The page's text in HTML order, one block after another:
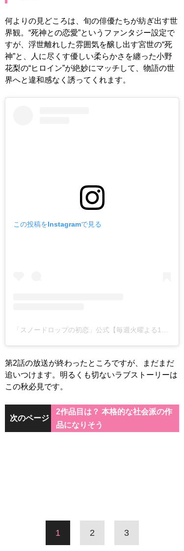
何よりの見どころは、旬の俳優たちが紡ぎ出す世
界観。“死神との恋愛”というファンタジー設定で
すが、浮世離れした雰囲気を醸し出す宮世の“死
神”と、人に尽くす優しい柔らかさを纏った小野
花梨の“ヒロイン”が絶妙にマッチして、物語の世
界へと違和感なく誘ってくれます。
この投稿をInstagramで見る
第2話の放送が終わったところですが、まだまだ
追いつけます。明るくも切ないラブストーリーは
この秋必見です。
次のページ
2作品目は？ 本格的な社会派の作
品になりそう
1 2 3